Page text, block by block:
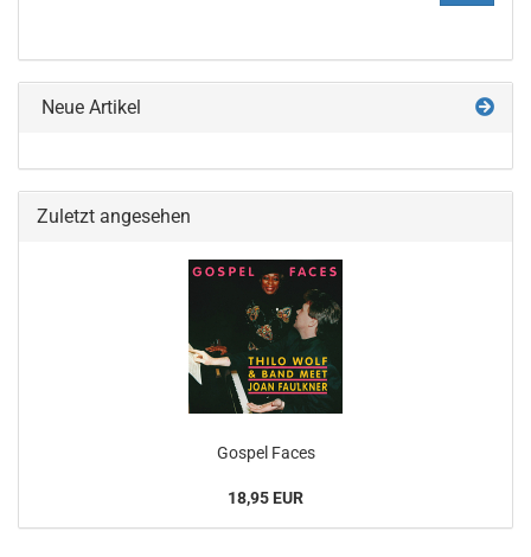
EIN.
Neue Artikel
Zuletzt angesehen
Gos­pel Faces
18,95 EUR